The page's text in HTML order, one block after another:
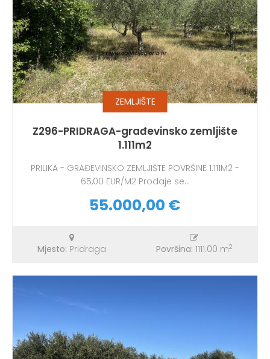
ZEMLJIŠTE
Z296-PRIDRAGA-građevinsko zemljište
1.111m2
PRILIKA - GRAĐEVINSKO ZEMLJIŠTE POVRŠINE 1.111M2 -
65,00 EUR/M2 Prodaje se...
55.000,00 €
Mjesto: Pridraga Površina: 1111.00 m2